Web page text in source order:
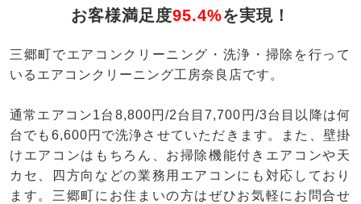
お客様満足度95.4%を実現！
三郷町でエアコンクリーニング・洗浄・掃除を行って
いるエアコンクリーニング工房奈良店です。
通常エアコン1台8,800円/2台目7,700円/3台目以降は何
台でも6,600円で洗浄させていただきます。また、壁掛
けエアコンはもちろん、お掃除機能付きエアコンや天
カセ、四方向などの業務用エアコンにも対応しており
ます。三郷町にお住まいの方はぜひお気軽にお問合せ